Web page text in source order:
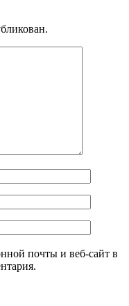
почты и веб-сайт в